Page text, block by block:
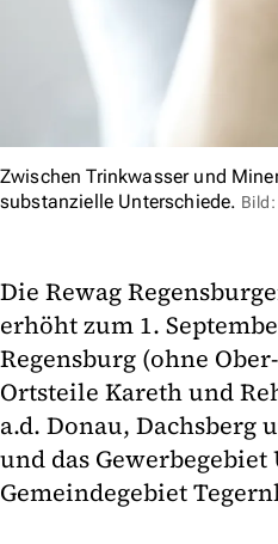
Zwischen Trinkwasser und
substanzielle Unterschiede.
Die Rewag
erhöht zum 1.
Regensburg (ohne
Ortsteile Kareth und
a.d. Donau,
und das
Gemeindegebiet